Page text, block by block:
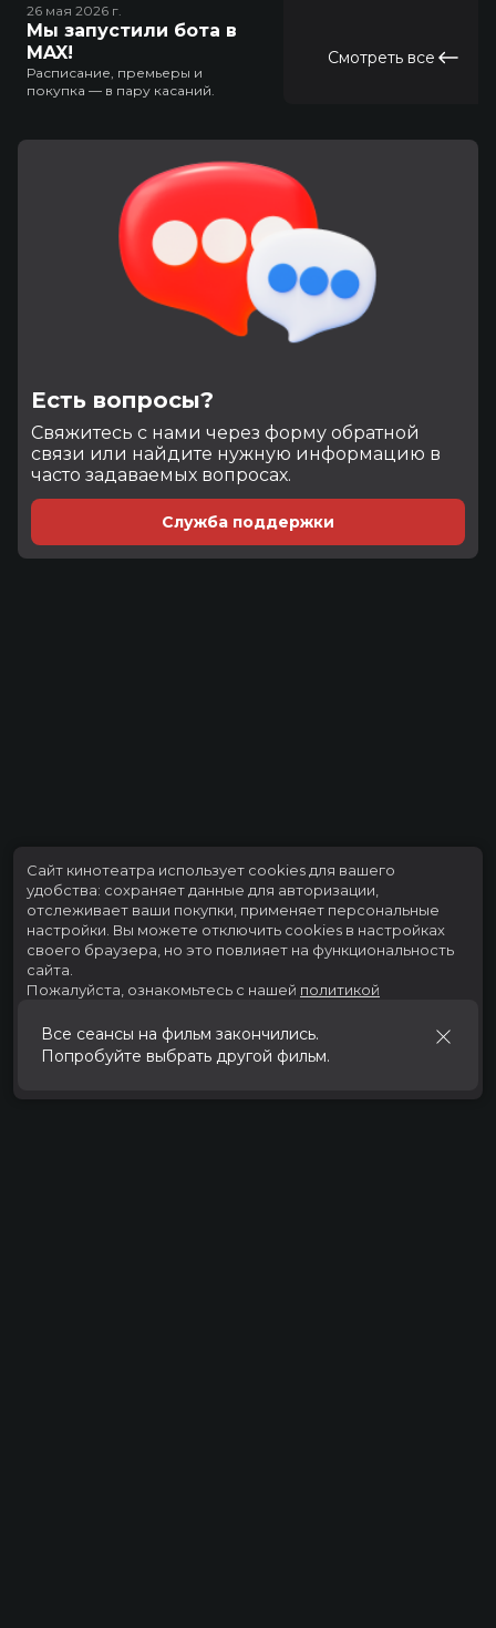
26 мая 2026 г.
Мы запустили бота в
MAX!
Расписание, премьеры и
покупка — в пару касаний.
Смотреть все
Есть вопросы?
Cвяжитесь с нами через форму обратной
связи или найдите нужную информацию в
часто задаваемых вопросах.
Служба поддержки
Все сеансы на фильм закончились.
Попробуйте выбрать другой фильм.
Сайт кинотеатра использует cookies для вашего
удобства: сохраняет данные для авторизации,
отслеживает ваши покупки, применяет персональные
настройки. Вы можете отключить cookies в настройках
своего браузера, но это повлияет на функциональность
сайта.
Пожалуйста, ознакомьтесь с нашей политикой
Принять